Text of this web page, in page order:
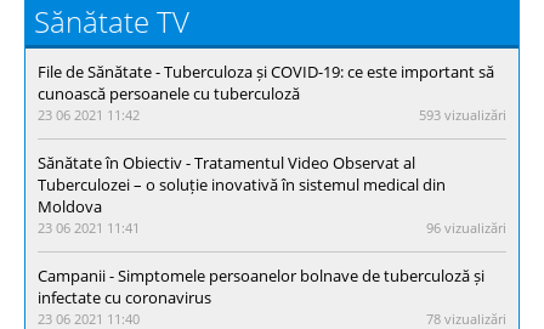
Sănătate TV
File de Sănătate - Тuberculoza și COVID-19: ce este important să
cunoască persoanele cu tuberculoză
23 06 2021 11:42 593 vizualizări
Sănătate în Obiectiv - Tratamentul Video Observat al
Tuberculozei – o soluție inovativă în sistemul medical din
Moldova
23 06 2021 11:41 96 vizualizări
Campanii - Simptomele persoanelor bolnave de tuberculoză și
infectate cu coronavirus
23 06 2021 11:40 78 vizualizări